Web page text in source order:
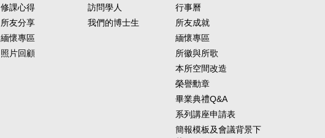
修課心得
所友分享
緬懷專區
照片回顧
訪問學人
我們的博士生
行事曆
所友成就
緬懷專區
所徽與所歌
本所空間改造
榮譽勳章
畢業典禮Q&A
系列講座申請表
簡報模板及會議背景下